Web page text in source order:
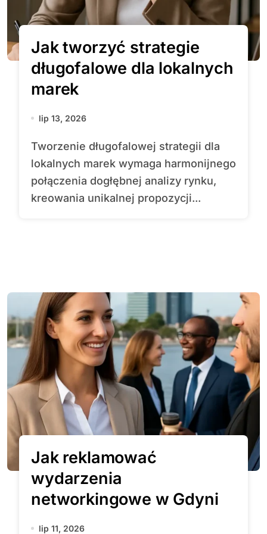
Jak tworzyć strategie
długofalowe dla lokalnych
marek
lip 13, 2026
Tworzenie długofalowej strategii dla
lokalnych marek wymaga harmonijnego
połączenia dogłębnej analizy rynku,
kreowania unikalnej propozycji...
Jak reklamować
wydarzenia
networkingowe w Gdyni
lip 11, 2026